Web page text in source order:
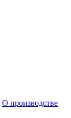
О производстве